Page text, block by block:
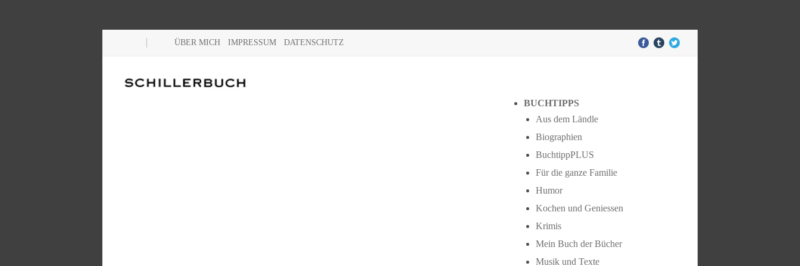
ÜBER MICH IMPRESSUM DATENSCHUTZ
BUCHTIPPS
Aus dem Ländle
Biographien
BuchtippPLUS
Für die ganze Familie
Humor
Kochen und Geniessen
Krimis
Mein Buch der Bücher
Musik und Texte